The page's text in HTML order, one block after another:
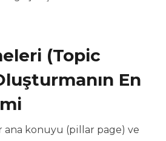
(Topic
En
konuyu (pillar page) ve